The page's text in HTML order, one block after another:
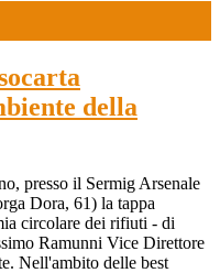
della
presso il Sermig Arsenale
Dora, 61) la tappa
circolare dei rifiuti - di
Ramunni Vice Direttore
Nell'ambito delle best